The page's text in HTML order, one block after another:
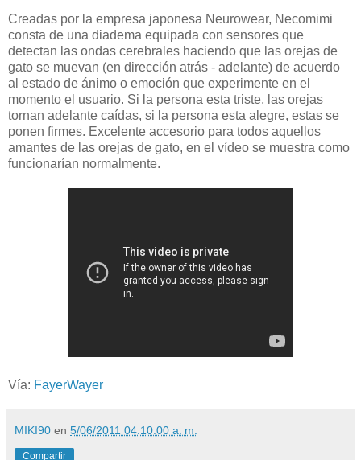
Creadas por la empresa japonesa Neurowear, Necomimi
consta de una diadema equipada con sensores que
detectan las ondas cerebrales haciendo que las orejas de
gato se muevan (en dirección atrás - adelante) de acuerdo
al estado de ánimo o emoción que experimente en el
momento el usuario. Si la persona esta triste, las orejas
tornan adelante caídas, si la persona esta alegre, estas se
ponen firmes. Excelente accesorio para todos aquellos
amantes de las orejas de gato, en el vídeo se muestra como
funcionarían normalmente.
Vía: FayerWayer
MIKI90 en 5/06/2011 04:10:00 a. m.
Compartir